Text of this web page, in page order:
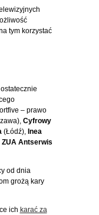
tym korzystać
– prawo
Cyfrowy
(Łódź), Inea
ZUA Antserwis
od dnia
grożą kary
ich karać za